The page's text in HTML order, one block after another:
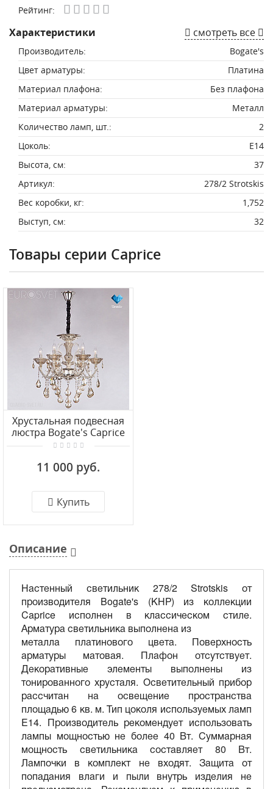
Рейтинг:
Характеристики смотреть все
Производитель:
Bogate's
Цвет арматуры:
Платина
Материал плафона:
Без плафона
Материал арматуры:
Металл
Количество ламп, шт.:
2
Цоколь:
E14
Высота, см:
37
Артикул:
278/2 Strotskis
Вес коробки, кг:
1,752
Выступ, см:
32
Товары серии Caprice
Хрустальная подвесная
люстра Bogate's Caprice
278/6 Strotskis
11 000 руб.
Купить
Описание
Настенный светильник 278/2 Strotskis от
производителя Bogate's (КНР) из коллекции
Caprice исполнен в классическом стиле.
Арматура светильника выполнена из
металла платинового цвета. Поверхность
арматуры матовая. Плафон отсутствует.
Декоративные элементы выполнены из
тонированного хрусталя. Осветительный прибор
рассчитан на освещение пространства
площадью 6 кв. м. Тип цоколя используемых ламп
E14. Производитель рекомендует использовать
лампы мощностью не более 40 Вт. Суммарная
мощность светильника составляет 80 Вт.
Лампочки в комплект не входят. Защита от
попадания влаги и пыли внутрь изделия не